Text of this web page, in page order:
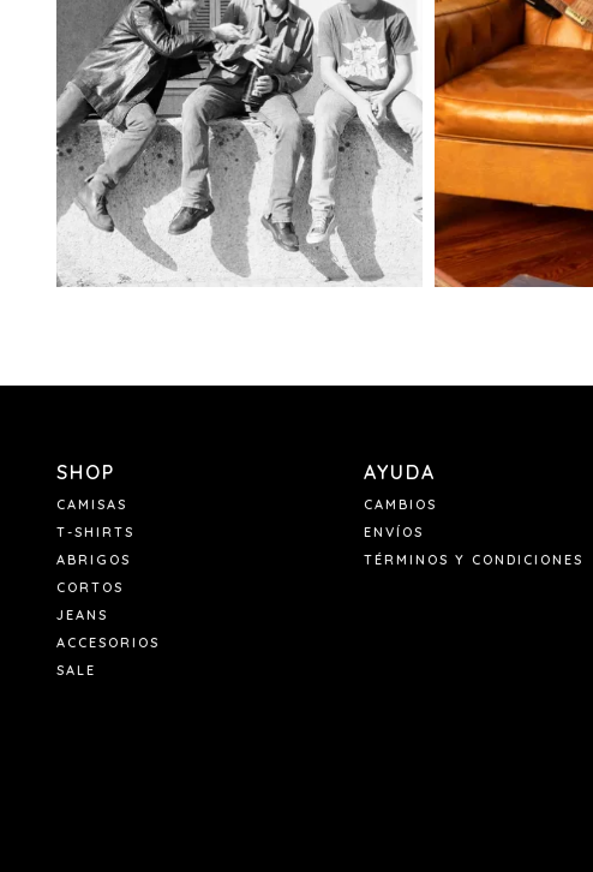
SHOP
CAMISAS
T-SHIRTS
ABRIGOS
CORTOS
JEANS
ACCESORIOS
SALE
AYUDA
CAMBIOS
ENVÍOS
TÉRMINOS Y CONDICIONES